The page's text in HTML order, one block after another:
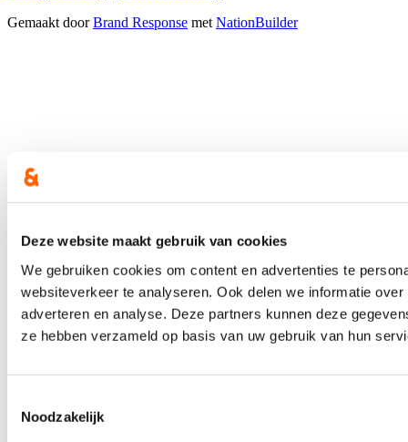
Deze website maakt gebruik van cookies
We gebruiken cookies om content en advertenties te
websiteverkeer te analyseren. Ook delen we informatie
adverteren en analyse. Deze partners kunnen deze
ze hebben verzameld op basis van uw gebruik van hun
Noodzakelijk
Gemaakt doorBrand Response met NationBuilder